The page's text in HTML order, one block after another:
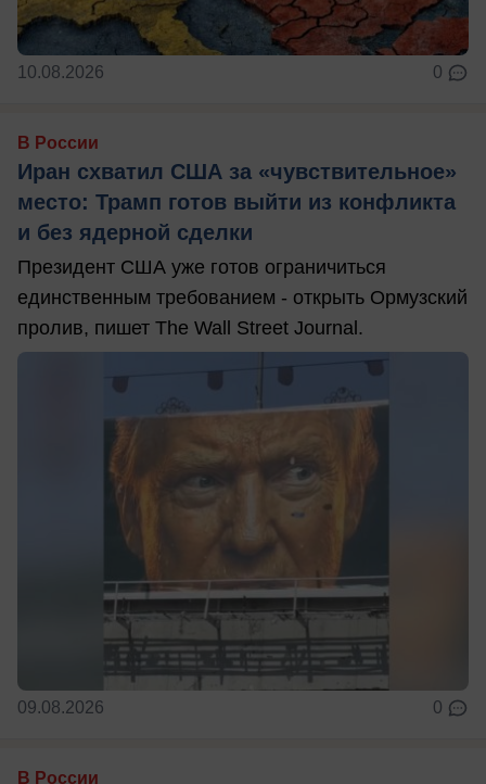
10.08.2026 0
В России
Иран схватил США за «чувствительное»
место: Трамп готов выйти из конфликта
и без ядерной сделки
Президент США уже готов ограничиться
единственным требованием - открыть Ормузский
пролив, пишет The Wall Street Journal.
09.08.2026 0
В России